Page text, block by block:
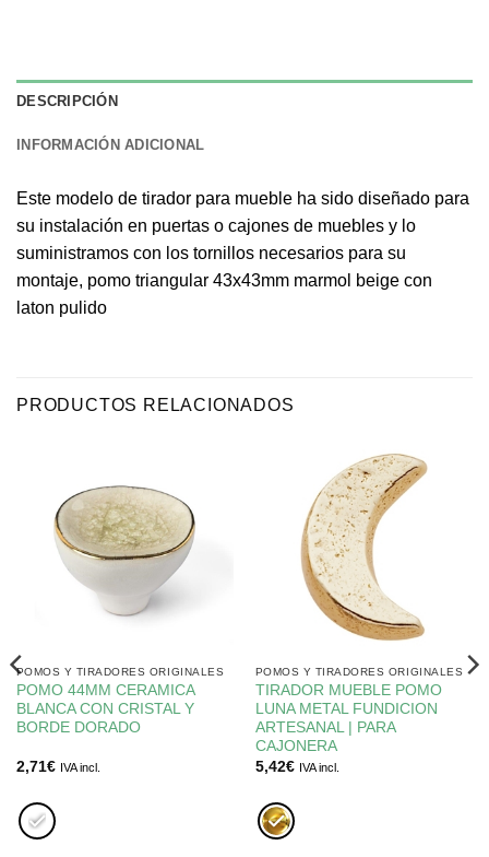
DESCRIPCIÓN
INFORMACIÓN ADICIONAL
Este modelo de tirador para mueble ha sido diseñado para
su instalación en puertas o cajones de muebles y lo
suministramos con los tornillos necesarios para su
montaje, pomo triangular 43x43mm marmol beige con
laton pulido
PRODUCTOS RELACIONADOS
POMOS Y TIRADORES ORIGINALES
POMO 44MM CERAMICA
BLANCA CON CRISTAL Y
BORDE DORADO
2,71€ IVA incl.
POMOS Y TIRADORES ORIGINALES
TIRADOR MUEBLE POMO
LUNA METAL FUNDICION
ARTESANAL | PARA
CAJONERA
5,42€ IVA incl.